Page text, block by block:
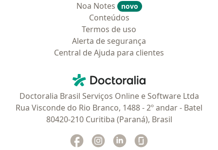
Noa Notes
novo
Conteúdos
Termos de uso
Alerta de segurança
Central de Ajuda para clientes
Doctoralia - Homepage
Doctoralia Brasil Serviços Online e Software Ltda
Rua Visconde do Rio Branco, 1488 - 2º andar - Batel
80420-210 Curitiba (Paraná), Brasil
Facebook
abre num novo separador
Instagram
abre num novo separador
Linkedin
abre num novo